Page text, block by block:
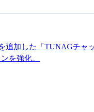
追加した「TUNAGチャ
を強化。